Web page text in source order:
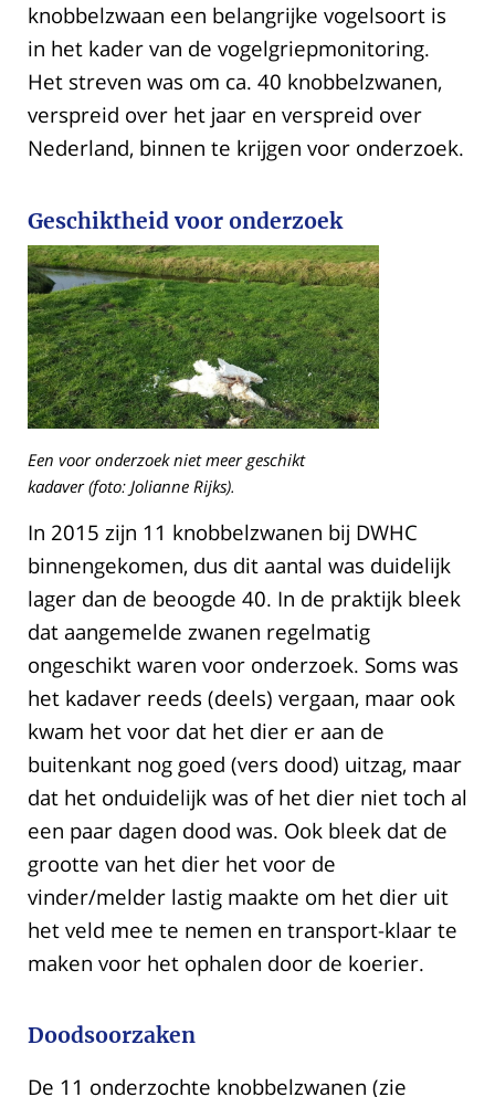
knobbelzwaan een belangrijke vogelsoort is
in het kader van de vogelgriepmonitoring.
Het streven was om ca. 40 knobbelzwanen,
verspreid over het jaar en verspreid over
Nederland, binnen te krijgen voor onderzoek.
Geschiktheid voor onderzoek
Een voor onderzoek niet meer geschikt
kadaver (foto: Jolianne Rijks).
In 2015 zijn 11 knobbelzwanen bij DWHC
binnengekomen, dus dit aantal was duidelijk
lager dan de beoogde 40. In de praktijk bleek
dat aangemelde zwanen regelmatig
ongeschikt waren voor onderzoek. Soms was
het kadaver reeds (deels) vergaan, maar ook
kwam het voor dat het dier er aan de
buitenkant nog goed (vers dood) uitzag, maar
dat het onduidelijk was of het dier niet toch al
een paar dagen dood was. Ook bleek dat de
grootte van het dier het voor de
vinder/melder lastig maakte om het dier uit
het veld mee te nemen en transport-klaar te
maken voor het ophalen door de koerier.
Doodsoorzaken
De 11 onderzochte knobbelzwanen (zie